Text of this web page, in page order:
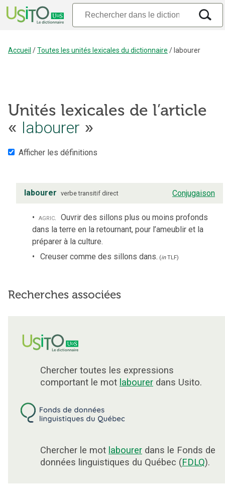
Accueil /Toutes les unités lexicales du dictionnaire / labourer
Unités lexicales de l’article
« labourer »
Afficher les définitions
labourer verbe transitif direct Conjugaison
agric. Ouvrir des sillons plus ou moins profonds
dans la terre en la retournant, pour l’ameublir et la
préparer à la culture.
Creuser comme des sillons dans. (inTLF)
Recherches associées
Chercher toutes les expressions
comportant le mot labourer dans Usito.
Chercher le mot labourer dans le Fonds de
données linguistiques du Québec (FDLQ).